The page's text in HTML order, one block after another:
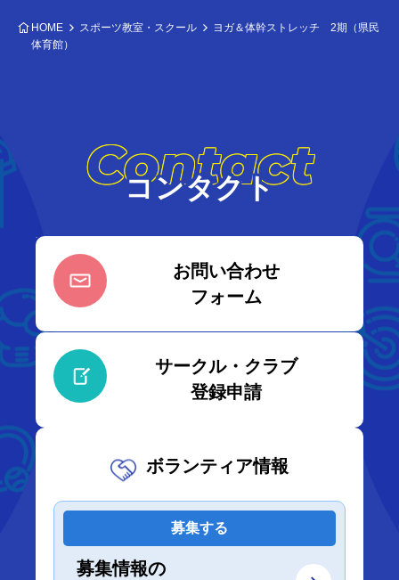
HOME スポーツ教室・スクール
ヨガ＆体幹ストレッチ 2期（県民
体育館）
Contact
コンタクト
お問い合わせ
フォーム
サークル・クラブ
登録申請
ボランティア情報
募集する
募集情報の